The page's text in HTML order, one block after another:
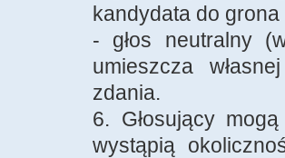
kandydata do grona
- głos neutralny
umieszcza
zdania.
6. Głosujący
wystąpią